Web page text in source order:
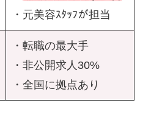
・元美容ｽﾀｯﾌが担当
・転職の最大手
・非公開求人30%
・全国に拠点あり